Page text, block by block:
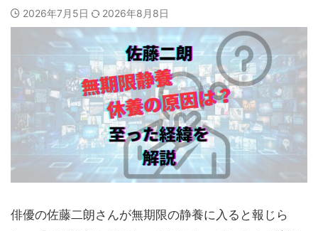
2026年7月5日 2026年8月8日
俳優の佐藤二朗さんが無期限の静養に入ると報じら